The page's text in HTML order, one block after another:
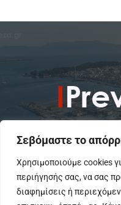
Σεβόμαστε το
Χρησιμοποιούμε cookies
περιήγησής σας, να σας
διαφημίσεις ή
To IPreveza.gr είναι μια
Πρέβεζα, Πάργα,
Πολιτικά,